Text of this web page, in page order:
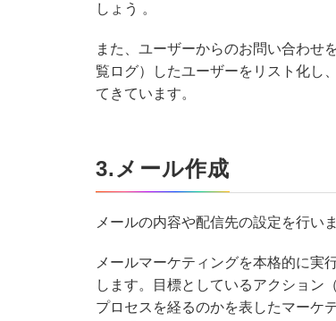
しょう 。
また、ユーザーからのお問い合わせ
覧ログ）したユーザーをリスト化し
てきています。
3.メール作成
メールの内容や配信先の設定を行い
メールマーケティングを本格的に実
します。目標としているアクション
プロセスを経るのかを表したマーケ